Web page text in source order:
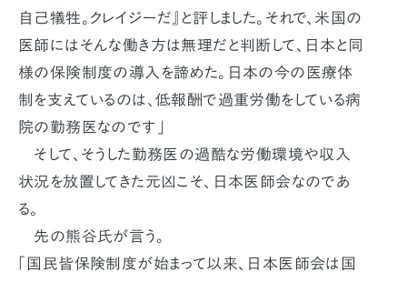
自己犠牲。クレイジーだ』と評しました。それで、米国の
医師にはそんな働き方は無理だと判断して、日本と同
様の保険制度の導入を諦めた。日本の今の医療体
制を支えているのは、低報酬で過重労働をしている病
院の勤務医なのです」
そして、そうした勤務医の過酷な労働環境や収入
状況を放置してきた元凶こそ、日本医師会なのであ
る。
先の熊谷氏が言う。
「国民皆保険制度が始まって以来、日本医師会は国